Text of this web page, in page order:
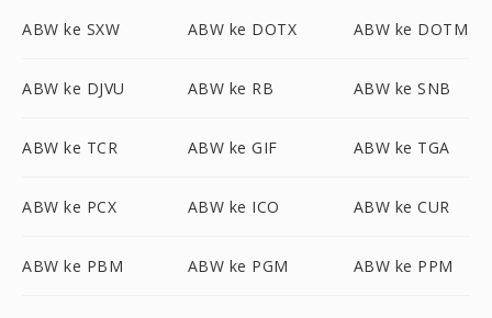
ABW ke SXW ABW ke DOTX ABW ke DOTM
ABW ke DJVU ABW ke RB ABW ke SNB
ABW ke TCR ABW ke GIF ABW ke TGA
ABW ke PCX ABW ke ICO ABW ke CUR
ABW ke PBM ABW ke PGM ABW ke PPM